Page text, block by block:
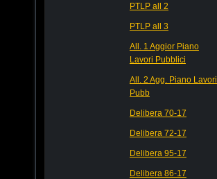
PTLP all 2
PTLP all 3
All. 1 Aggior Piano
Lavori Pubblici
All. 2 Agg. Piano Lavori
Pubb
Delibera 70-17
Delibera 72-17
Delibera 95-17
Delibera 86-17